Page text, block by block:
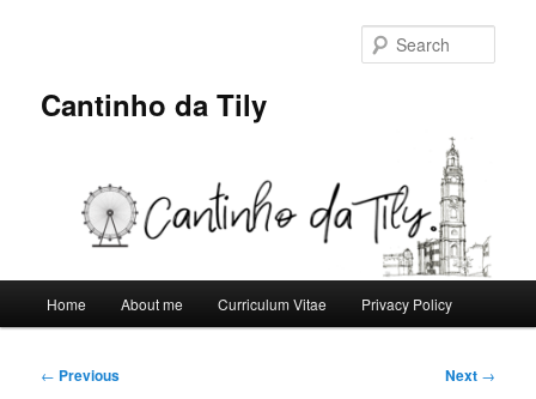
Cantinho da Tily
Home About me Curriculum Vitae Privacy Policy
Post
← Previous Next →